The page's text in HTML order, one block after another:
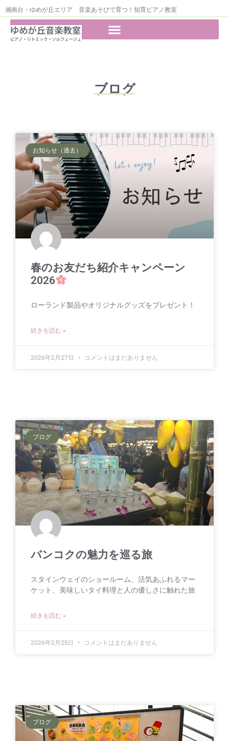
湘南台・ゆめが丘エリア 音楽あそびで育つ！知育ピアノ教室
ブログ
お知らせ（過去）
春のお友だち紹介キャンペーン
2026
ローランド製品やオリジナルグッズをプレゼント！
続きを読む »
2026年2月27日 コメントはまだありません
ブログ
バンコクの魅力を巡る旅
スタインウェイのショールーム、活気あふれるマー
ケット、美味しいタイ料理と人の優しさに触れた旅
続きを読む »
2026年2月25日 コメントはまだありません
ブログ